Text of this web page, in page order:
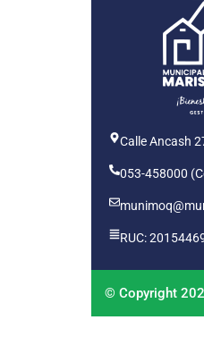
Calle Ancash
053-458000
RUC:
© Copyright